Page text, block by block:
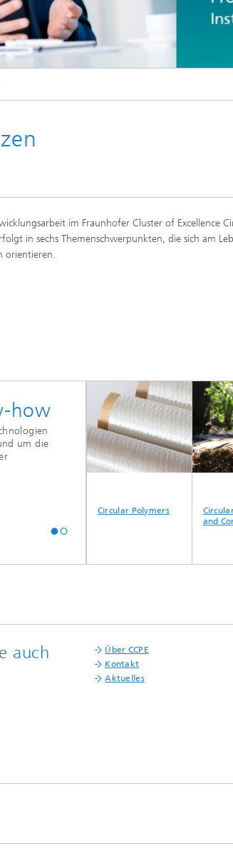
im Fraunhofer Cluster of Excellence
in sechs Themenschwerpunkten, die sich am
orientieren.
how
um die
Circular Polymers
and
auch
Über CCPE
Kontakt
Aktuelles